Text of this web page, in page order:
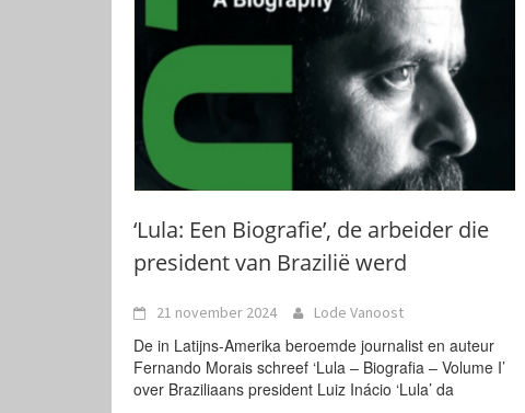
‘Lula: Een Biografie’, de arbeider die
president van Brazilië werd
21 november 2024 Lode Vanoost
De in Latijns-Amerika beroemde journalist en auteur
Fernando Morais schreef ‘Lula – Biografia – Volume I’
over Braziliaans president Luiz Inácio ‘Lula’ da